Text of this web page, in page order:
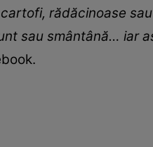
rădăcinoase
sau smântână… iar